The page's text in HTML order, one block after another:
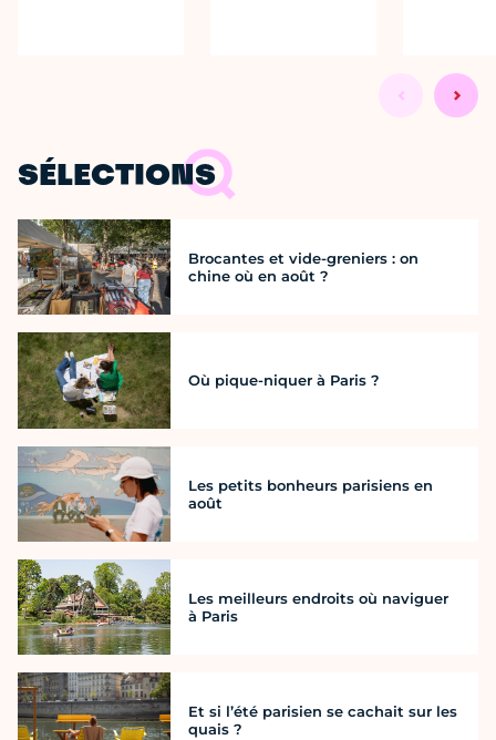
SÉLECTIONS
Brocantes et vide-greniers : on
chine où en août ?
Où pique-niquer à Paris ?
Les petits bonheurs parisiens en
août
Les meilleurs endroits où naviguer
à Paris
Et si l’été parisien se cachait sur les
quais ?